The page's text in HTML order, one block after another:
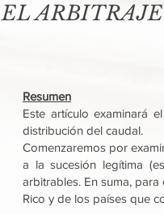
EL
Resumen
Este artículo examinará
distribución del caudal.
Comenzaremos por
a la sucesión legítima
arbitrables. En suma,
Rico y de los países que